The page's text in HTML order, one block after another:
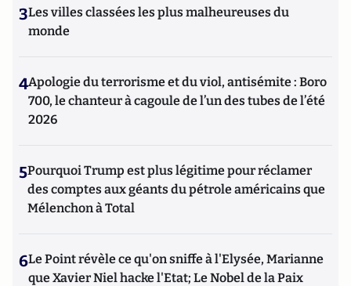
3Les villes classées les plus malheureuses du
monde
4Apologie du terrorisme et du viol, antisémite : Boro
700, le chanteur à cagoule de l’un des tubes de l’été
2026
5Pourquoi Trump est plus légitime pour réclamer
des comptes aux géants du pétrole américains que
Mélenchon à Total
6Le Point révèle ce qu'on sniffe à l'Elysée, Marianne
que Xavier Niel hacke l'Etat; Le Nobel de la Paix